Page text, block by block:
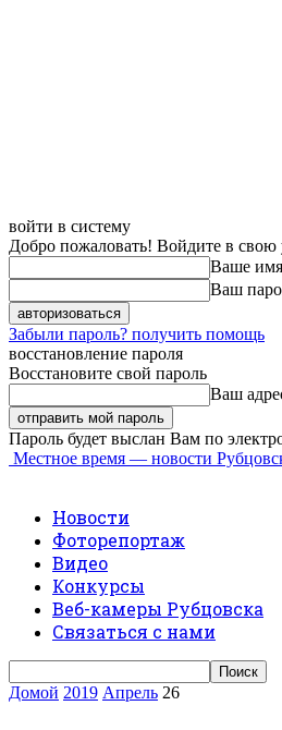
войти в систему
Добро пожаловать! Войдите в свою
Ваше имя
Ваш
Забыли пароль? получить помощь
восстановление пароля
Восстановите свой пароль
Ваш
Пароль будет выслан Вам по
Местное время — новости
Новости
Фоторепортаж
Видео
Конкурсы
Веб-камеры Рубцовска
Связаться с нами
Домой 2019 Апрель 26